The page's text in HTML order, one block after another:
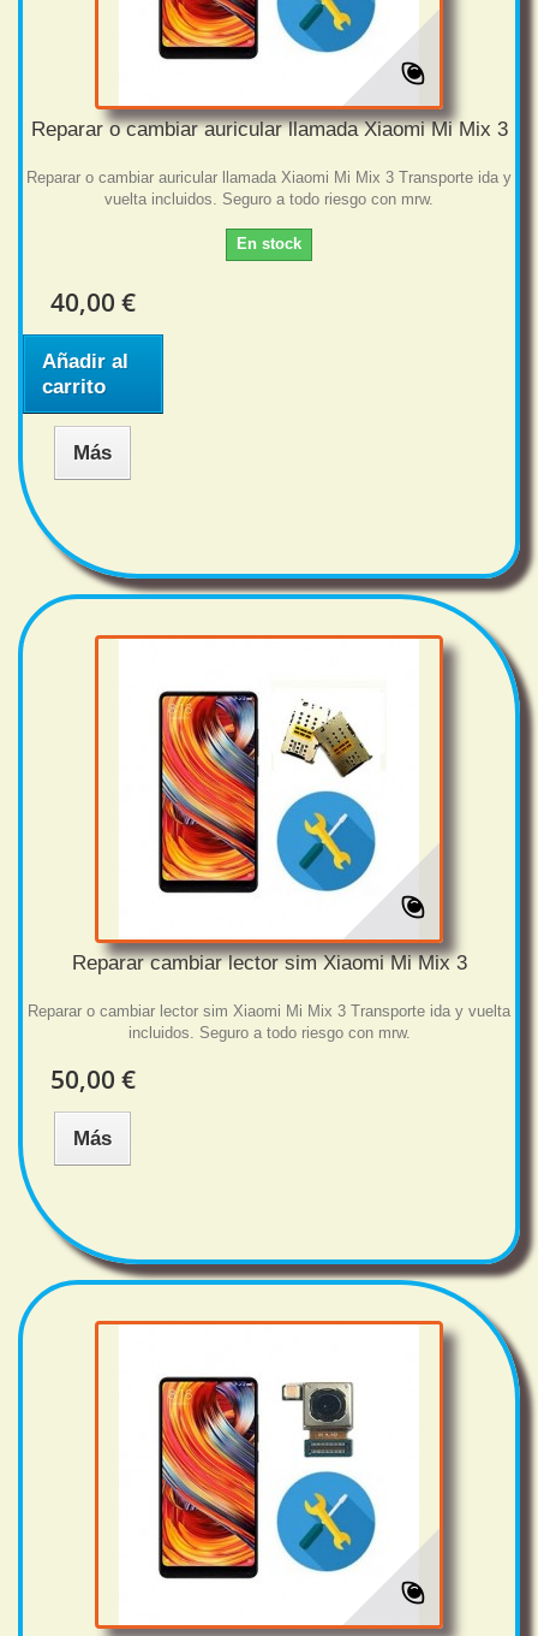
Reparar o cambiar auricular llamada Xiaomi Mi Mix 3
Reparar o cambiar auricular llamada Xiaomi Mi Mix 3 Transporte ida y
vuelta incluidos. Seguro a todo riesgo con mrw.
En stock
40,00 €
Añadir al
carrito
Más
Reparar cambiar lector sim Xiaomi Mi Mix 3
Reparar o cambiar lector sim Xiaomi Mi Mix 3 Transporte ida y vuelta
incluidos. Seguro a todo riesgo con mrw.
50,00 €
Más